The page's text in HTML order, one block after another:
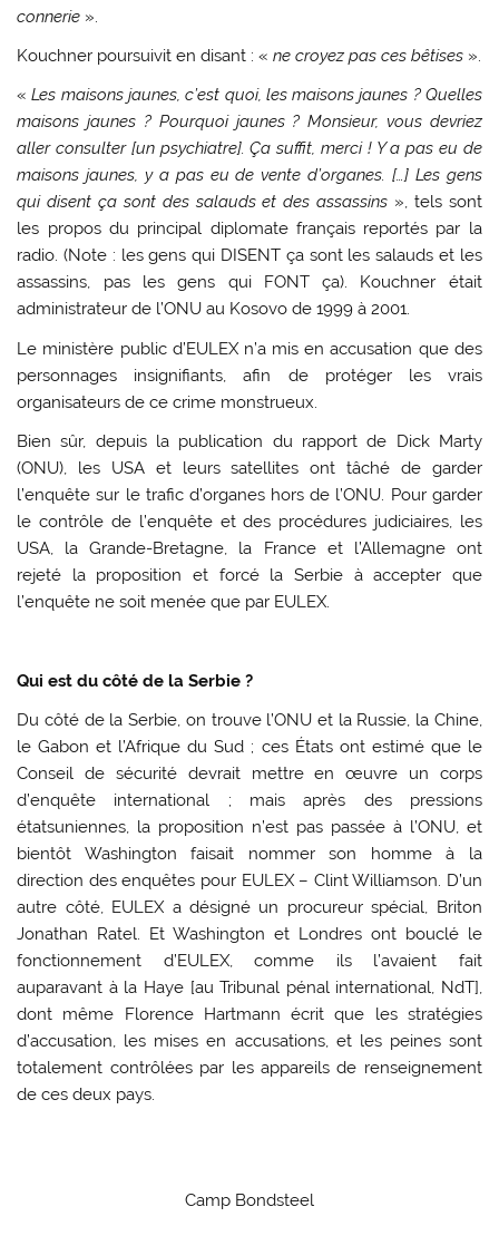
connerie ».
Kouchner poursuivit en disant : «ne croyez pas ces bêtises ».
«Les maisons jaunes, c’est quoi, les maisons jaunes ? Quelles
maisons jaunes ? Pourquoi jaunes ? Monsieur, vous devriez
aller consulter [un psychiatre]. Ça suffit, merci ! Y a pas eu de
maisons jaunes, y a pas eu de vente d’organes. […] Les gens
qui disent ça sont des salauds et des assassins », tels sont
les propos du principal diplomate français reportés par la
radio. (Note : les gens qui DISENT ça sont les salauds et les
assassins, pas les gens qui FONT ça). Kouchner était
administrateur de l’ONU au Kosovo de 1999 à 2001.
Le ministère public d’EULEX n’a mis en accusation que des
personnages insignifiants, afin de protéger les vrais
organisateurs de ce crime monstrueux.
Bien sûr, depuis la publication du rapport de Dick Marty
(ONU), les USA et leurs satellites ont tâché de garder
l’enquête sur le trafic d’organes hors de l’ONU. Pour garder
le contrôle de l’enquête et des procédures judiciaires, les
USA, la Grande-Bretagne, la France et l’Allemagne ont
rejeté la proposition et forcé la Serbie à accepter que
l’enquête ne soit menée que par EULEX.
Qui est du côté de la Serbie ?
Du côté de la Serbie, on trouve l’ONU et la Russie, la Chine,
le Gabon et l’Afrique du Sud ; ces États ont estimé que le
Conseil de sécurité devrait mettre en œuvre un corps
d’enquête international ; mais après des pressions
étatsuniennes, la proposition n’est pas passée à l’ONU, et
bientôt Washington faisait nommer son homme à la
direction des enquêtes pour EULEX – Clint Williamson. D’un
autre côté, EULEX a désigné un procureur spécial, Briton
Jonathan Ratel. Et Washington et Londres ont bouclé le
fonctionnement d’EULEX, comme ils l’avaient fait
auparavant à la Haye [au Tribunal pénal international, NdT],
dont même Florence Hartmann écrit que les stratégies
d’accusation, les mises en accusations, et les peines sont
totalement contrôlées par les appareils de renseignement
de ces deux pays.
Camp Bondsteel